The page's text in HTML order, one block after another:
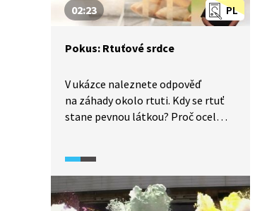
PL
02:23
Pokus: Rtuťové srdce
V ukázce naleznete odpověď
na záhady okolo rtuti. Kdy se rtuť
stane pevnou látkou? Proč ocel
kyseliny sírové a peroxodisíranu